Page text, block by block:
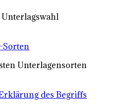
Sorten
Unterlagensorten
des Begriffs